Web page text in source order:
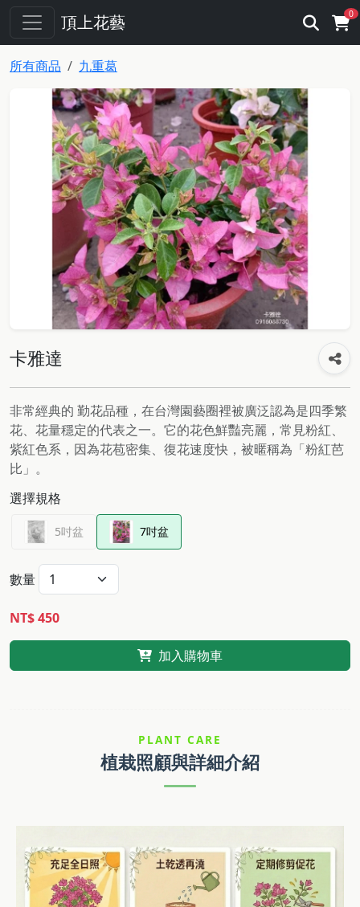
頂上花藝 0
所有商品 九重葛
卡雅達
非常經典的 勤花品種，在台灣園藝圈裡被廣泛認為是四季繁
花、花量穩定的代表之一。它的花色鮮豔亮麗，常見粉紅、
紫紅色系，因為花苞密集、復花速度快，被暱稱為「粉紅芭
比」。
選擇規格
5吋盆 7吋盆
數量
NT$ 450
加入購物車
PLANT CARE
植栽照顧與詳細介紹